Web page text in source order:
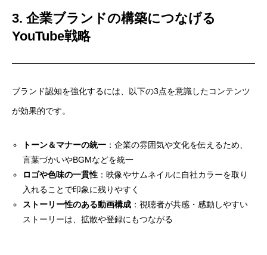
3. 企業ブランドの構築につなげる
YouTube戦略
ブランド認知を強化するには、以下の3点を意識したコンテンツ
が効果的です。
トーン＆マナーの統一 ：企業の雰囲気や文化を伝えるため、
言葉づかいやBGMなどを統一
ロゴや色味の一貫性 ：映像やサムネイルに自社カラーを取り
入れることで印象に残りやすく
ストーリー性のある動画構成 ：視聴者が共感・感動しやすい
ストーリーは、拡散や登録にもつながる